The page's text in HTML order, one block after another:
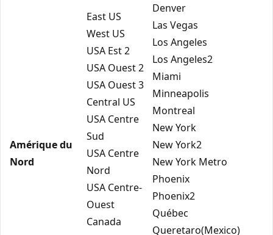
Amérique du
Nord
East US
West US
USA Est 2
USA Ouest 2
USA Ouest 3
Central US
USA Centre
Sud
USA Centre
Nord
USA Centre-
Ouest
Canada
Denver
Las Vegas
Los Angeles
Los Angeles2
Miami
Minneapolis
Montreal
New York
New York2
New York Metro
Phoenix
Phoenix2
Québec
Queretaro(Mexico)